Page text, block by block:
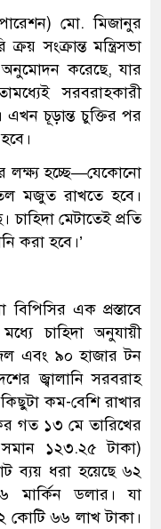
মো. মিজানুর
সংক্রান্ত মন্ত্রিসভা
অনুমোদন করেছে, যার
সরবরাহকারী
এখন চূড়ান্ত চুক্তির পর
লক্ষ্য হচ্ছে—যেকোনো
মজুত রাখতে হবে।
চাহিদা মেটাতেই প্রতি
করা হবে।’
এক প্রস্তাবে
চাহিদা অনুযায়ী
এবং ৯০ হাজার টন
জ্বালানি সরবরাহ
কম-বেশি রাখার
গত ১৩ মে তারিখের
১২৩.২৫ টাকা)
ব্যয় ধরা হয়েছে ৬২
ডলার। যা
কোটি ৬৬ লাখ টাকা।